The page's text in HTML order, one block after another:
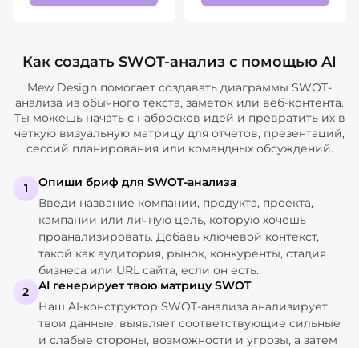
Как создать SWOT-анализ с помощью AI
Mew Design помогает создавать диаграммы SWOT-
анализа из обычного текста, заметок или веб-контента.
Ты можешь начать с набросков идей и превратить их в
четкую визуальную матрицу для отчетов, презентаций,
сессий планирования или командных обсуждений.
1
Опиши бриф для SWOT-анализа
Введи название компании, продукта, проекта,
кампании или личную цель, которую хочешь
проанализировать. Добавь ключевой контекст,
такой как аудитория, рынок, конкуренты, стадия
бизнеса или URL сайта, если он есть.
2
AI генерирует твою матрицу SWOT
Наш AI-конструктор SWOT-анализа анализирует
твои данные, выявляет соответствующие сильные
и слабые стороны, возможности и угрозы, а затем